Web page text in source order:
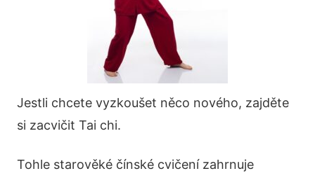
Jestli chcete vyzkoušet něco nového, zajděte
si zacvičit Tai chi.
Tohle starověké čínské cvičení zahrnuje